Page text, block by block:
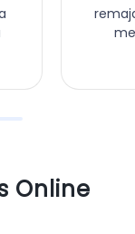
Online